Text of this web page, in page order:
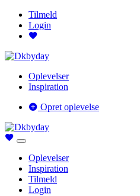
Tilmeld
Login
Oplevelser
Inspiration
Opret oplevelse
Oplevelser
Inspiration
Tilmeld
Login